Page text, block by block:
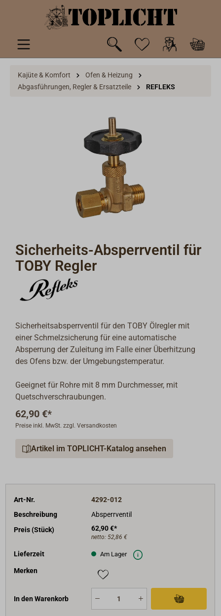
springen
Kajüte & Komfort
Ofen & Heizung
Abgasführungen, Regler & Ersatzteile
REFLEKS
Sicherheits-Absperrventil für
TOBY Regler
Sicherheitsabsperrventil für den TOBY Ölregler mit
einer Schmelzsicherung für eine automatische
Absperrung der Zuleitung im Falle einer Überhitzung
des Ofens bzw. der Umgebungstemperatur.
Geeignet für Rohre mit 8 mm Durchmesser, mit
Quetschverschraubungen.
62,90 €*
Preise inkl. MwSt. zzgl. Versandkosten
Artikel im TOPLICHT-Katalog ansehen
Art-Nr.
4292-012
Beschreibung
Absperrventil
Preis (Stück)
62,90 €*
netto: 52,86 €
Lieferzeit Am Lager
Merken
In den Warenkorb